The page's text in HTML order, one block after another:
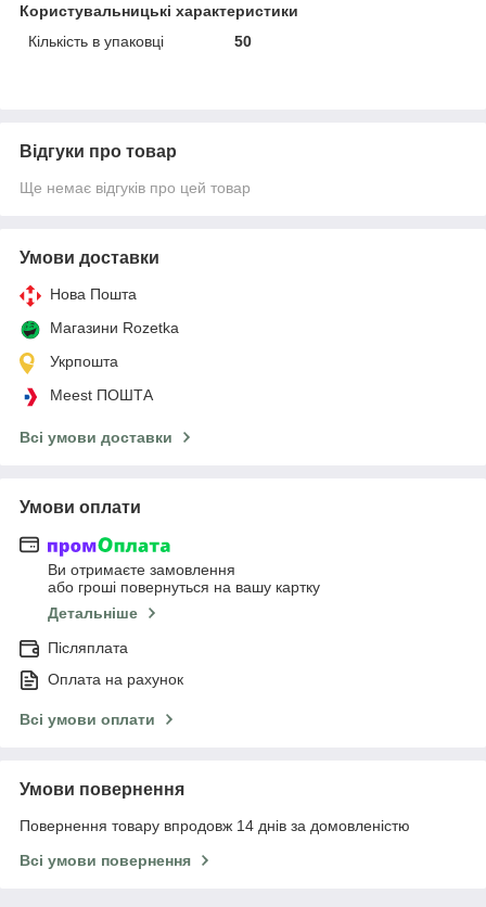
Користувальницькі характеристики
Кількість в упаковці
50
Відгуки про товар
Ще немає відгуків про цей товар
Умови доставки
Нова Пошта
Магазини Rozetka
Укрпошта
Meest ПОШТА
Всі умови доставки
Умови оплати
Ви отримаєте замовлення
або гроші повернуться на вашу картку
Детальніше
Післяплата
Оплата на рахунок
Всі умови оплати
Умови повернення
Повернення товару впродовж 14 днів за домовленістю
Всі умови повернення